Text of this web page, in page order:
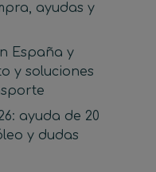
ayudas y
España y
y soluciones
ayuda de 20
y dudas